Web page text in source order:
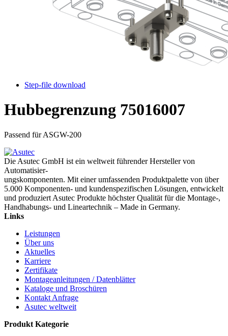
Step-file download
Hubbegrenzung 75016007
Passend für ASGW-200
Die Asutec GmbH ist ein weltweit führender Hersteller von
Automatisier-
ungskomponenten. Mit einer umfassenden Produktpalette von über
5.000 Komponenten- und kundenspezifischen Lösungen, entwickelt
und produziert Asutec Produkte höchster Qualität für die Montage-,
Handhabungs- und Lineartechnik – Made in Germany.
Links
Leistungen
Über uns
Aktuelles
Karriere
Zertifikate
Montageanleitungen / Datenblätter
Kataloge und Broschüren
Kontakt Anfrage
Asutec weltweit
Produkt Kategorie